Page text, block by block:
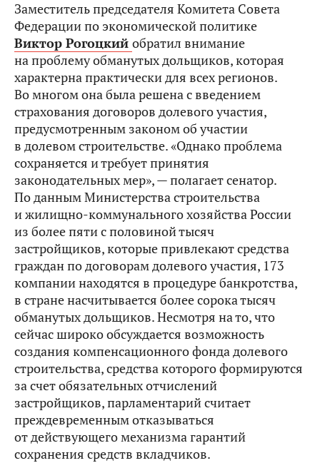
Заместитель председателя Комитета Совета
Федерации по экономической политике
Виктор Рогоцкий обратил внимание
на проблему обманутых дольщиков, которая
характерна практически для всех регионов.
Во многом она была решена с введением
страхования договоров долевого участия,
предусмотренным законом об участии
в долевом строительстве. «Однако проблема
сохраняется и требует принятия
законодательных мер», — полагает сенатор.
По данным Министерства строительства
и жилищно-коммунального хозяйства России
из более пяти с половиной тысяч
застройщиков, которые привлекают средства
граждан по договорам долевого участия, 173
компании находятся в процедуре банкротства,
в стране насчитывается более сорока тысяч
обманутых дольщиков. Несмотря на то, что
сейчас широко обсуждается возможность
создания компенсационного фонда долевого
строительства, средства которого формируются
за счет обязательных отчислений
застройщиков, парламентарий считает
преждевременным отказываться
от действующего механизма гарантий
сохранения средств вкладчиков.